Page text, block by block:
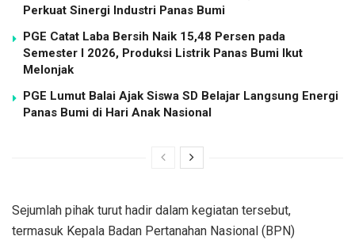
Perkuat Sinergi Industri Panas Bumi
PGE Catat Laba Bersih Naik 15,48 Persen pada
Semester I 2026, Produksi Listrik Panas Bumi Ikut
Melonjak
PGE Lumut Balai Ajak Siswa SD Belajar Langsung Energi
Panas Bumi di Hari Anak Nasional
Sejumlah pihak turut hadir dalam kegiatan tersebut,
termasuk Kepala Badan Pertanahan Nasional (BPN)